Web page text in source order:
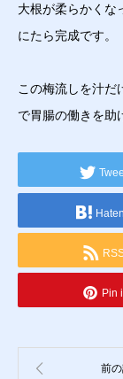
大根が柔らかくな
にたら完成です。
この梅流しを汁だ
で胃腸の働きを助
Pin